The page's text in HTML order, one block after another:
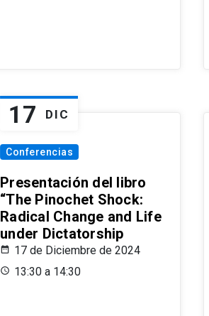
17 DIC
Conferencias
Presentación del libro
“The Pinochet Shock:
Radical Change and Life
under Dictatorship
17 de Diciembre de 2024
13:30 a 14:30